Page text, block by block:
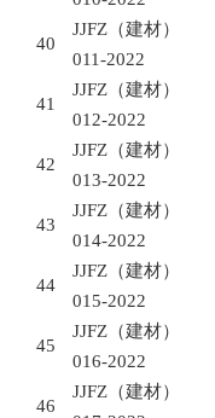
40
JJFZ （建材）
011-2022
41
JJFZ （建材）
012-2022
42
JJFZ （建材）
013-2022
43
JJFZ （建材）
014-2022
44
JJFZ （建材）
015-2022
45
JJFZ （建材）
016-2022
46
JJFZ （建材）